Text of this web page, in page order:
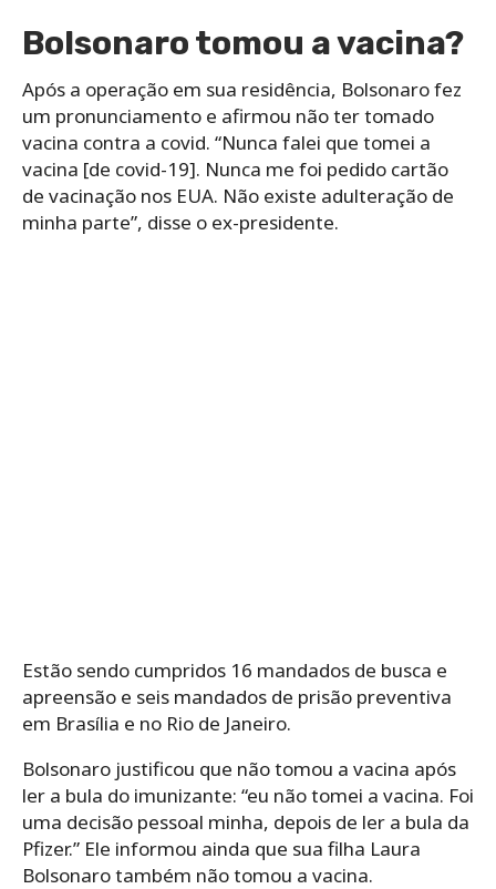
Bolsonaro tomou a vacina?
Após a operação em sua residência, Bolsonaro fez
um pronunciamento e afirmou não ter tomado
vacina contra a covid. “Nunca falei que tomei a
vacina [de covid-19]. Nunca me foi pedido cartão
de vacinação nos EUA. Não existe adulteração de
minha parte”, disse o ex-presidente.
Estão sendo cumpridos 16 mandados de busca e
apreensão e seis mandados de prisão preventiva
em Brasília e no Rio de Janeiro.
Bolsonaro justificou que não tomou a vacina após
ler a bula do imunizante: “eu não tomei a vacina. Foi
uma decisão pessoal minha, depois de ler a bula da
Pfizer.” Ele informou ainda que sua filha Laura
Bolsonaro também não tomou a vacina.